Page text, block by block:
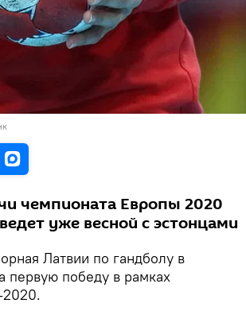
чемпионата Европы 2020
уже весной с эстонцами
Латвии по гандболу в
первую победу в рамках
2020.